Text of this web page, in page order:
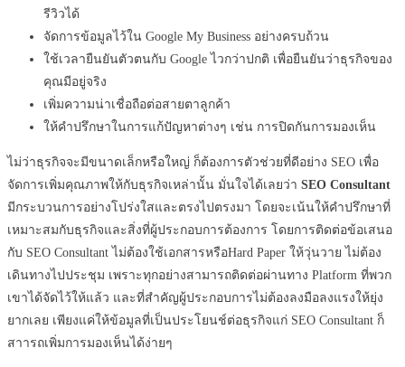
รีวิวได้
จัดการข้อมูลไว้ใน Google My Business อย่างครบถ้วน
ใช้เวลายืนยันตัวตนกับ Google ไวกว่าปกติ เพื่อยืนยันว่าธุรกิจของ
คุณมีอยู่จริง
เพิ่มความน่าเชื่อถือต่อสายตาลูกค้า
ให้คำปรึกษาในการแก้ปัญหาต่างๆ เช่น การปิดกันการมองเห็น
ไม่ว่าธุรกิจจะมีขนาดเล็กหรือใหญ่ ก็ต้องการตัวช่วยที่ดีอย่าง SEO เพื่อ
จัดการเพิ่มคุณภาพให้กับธุรกิจเหล่านั้น มั่นใจได้เลยว่า SEO Consultant
มีกระบวนการอย่างโปร่งใสและตรงไปตรงมา โดยจะเน้นให้คำปรึกษาที่
เหมาะสมกับธุรกิจและสิ่งที่ผู้ประกอบการต้องการ โดยการติดต่อข้อเสนอ
กับ SEO Consultant ไม่ต้องใช้เอกสารหรือHard Paper ให้วุ่นวาย ไม่ต้อง
เดินทางไปประชุม เพราะทุกอย่างสามารถติดต่อผ่านทาง Platform ที่พวก
เขาได้จัดไว้ให้แล้ว และที่สำคัญผู้ประกอบการไม่ต้องลงมือลงแรงให้ยุ่ง
ยากเลย เพียงแค่ให้ข้อมูลที่เป็นประโยนช์ต่อธุรกิจแก่ SEO Consultant ก็
สาารถเพิ่มการมองเห็นได้ง่ายๆ